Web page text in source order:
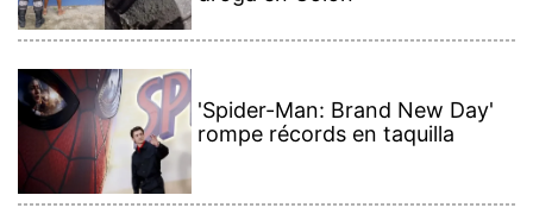
'Spider-Man: Brand New Day'
rompe récords en taquilla